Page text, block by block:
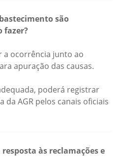
são
fazer?
a ocorrência junto ao
apuração das causas.
poderá registrar
da AGR pelos canais oficiais
às reclamações e